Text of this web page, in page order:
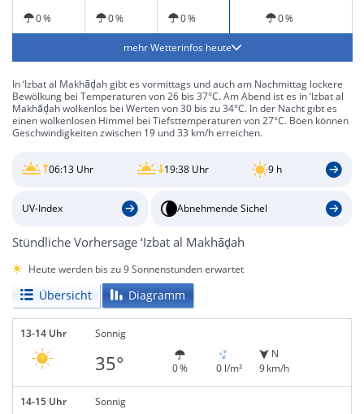
0 % 0 % 0 % 0 %
mehr Wetterinfos heute
In ‘Izbat al Makhāḑah gibt es vormittags und auch am Nachmittag lockere
Bewölkung bei Temperaturen von 26 bis 37°C. Am Abend ist es in ‘Izbat al
Makhāḑah wolkenlos bei Werten von 30 bis zu 34°C. In der Nacht gibt es
einen wolkenlosen Himmel bei Tiefsttemperaturen von 27°C. Böen können
Geschwindigkeiten zwischen 19 und 33 km/h erreichen.
06:13 Uhr 19:38 Uhr 9 h
UV-Index Abnehmende Sichel
Stündliche Vorhersage ‘Izbat al Makhāḑah
Heute werden bis zu 9 Sonnenstunden erwartet
Übersicht Diagramm
13-14 Uhr Sonnig
35° 0 % 0 l/m²
N
9 km/h
14-15 Uhr Sonnig